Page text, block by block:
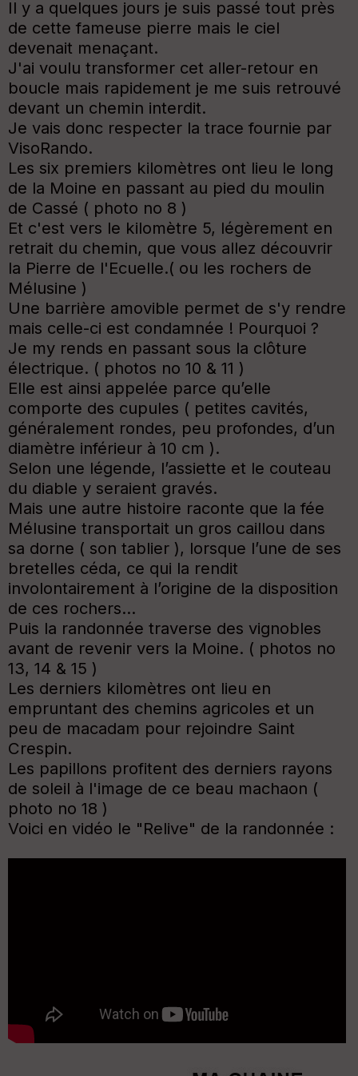
Il y a quelques jours je suis passé tout près
de cette fameuse pierre mais le ciel
devenait menaçant.
J'ai voulu transformer cet aller-retour en
boucle mais rapidement je me suis retrouvé
devant un chemin interdit.
Je vais donc respecter la trace fournie par
VisoRando.
Les six premiers kilomètres ont lieu le long
de la Moine en passant au pied du moulin
de Cassé ( photo no 8 )
Et c'est vers le kilomètre 5, légèrement en
retrait du chemin, que vous allez découvrir
la Pierre de l'Ecuelle.( ou les rochers de
Mélusine )
Une barrière amovible permet de s'y rendre
mais celle-ci est condamnée ! Pourquoi ?
Je my rends en passant sous la clôture
électrique. ( photos no 10 & 11 )
Elle est ainsi appelée parce qu’elle
comporte des cupules ( petites cavités,
généralement rondes, peu profondes, d’un
diamètre inférieur à 10 cm ).
Selon une légende, l’assiette et le couteau
du diable y seraient gravés.
Mais une autre histoire raconte que la fée
Mélusine transportait un gros caillou dans
sa dorne ( son tablier ), lorsque l’une de ses
bretelles céda, ce qui la rendit
involontairement à l’origine de la disposition
de ces rochers…
Puis la randonnée traverse des vignobles
avant de revenir vers la Moine. ( photos no
13, 14 & 15 )
Les derniers kilomètres ont lieu en
empruntant des chemins agricoles et un
peu de macadam pour rejoindre Saint
Crespin.
Les papillons profitent des derniers rayons
de soleil à l'image de ce beau machaon (
photo no 18 )
Voici en vidéo le "Relive" de la randonnée :